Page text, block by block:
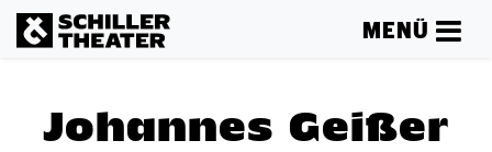
MENÜ
Johannes Geißer